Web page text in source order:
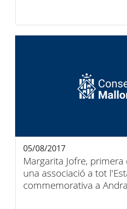
Margarita Jofre,
una associació a tot
commemorativa a
05/08/2017